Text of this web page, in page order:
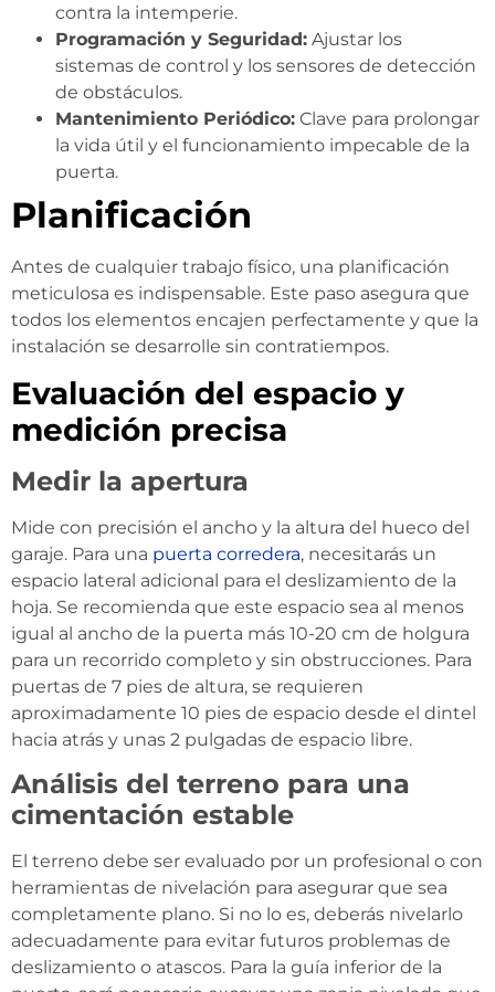
contra la intemperie.
Programación y Seguridad: Ajustar los
sistemas de control y los sensores de detección
de obstáculos.
Mantenimiento Periódico: Clave para prolongar
la vida útil y el funcionamiento impecable de la
puerta.
Planificación
Antes de cualquier trabajo físico, una planificación
meticulosa es indispensable. Este paso asegura que
todos los elementos encajen perfectamente y que la
instalación se desarrolle sin contratiempos.
Evaluación del espacio y
medición precisa
Medir la apertura
Mide con precisión el ancho y la altura del hueco del
garaje. Para una puerta corredera, necesitarás un
espacio lateral adicional para el deslizamiento de la
hoja. Se recomienda que este espacio sea al menos
igual al ancho de la puerta más 10-20 cm de holgura
para un recorrido completo y sin obstrucciones. Para
puertas de 7 pies de altura, se requieren
aproximadamente 10 pies de espacio desde el dintel
hacia atrás y unas 2 pulgadas de espacio libre.
Análisis del terreno para una
cimentación estable
El terreno debe ser evaluado por un profesional o con
herramientas de nivelación para asegurar que sea
completamente plano. Si no lo es, deberás nivelarlo
adecuadamente para evitar futuros problemas de
deslizamiento o atascos. Para la guía inferior de la